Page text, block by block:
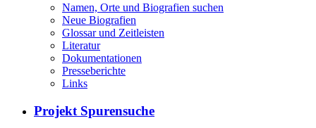
Namen, Orte und Biografien suchen
Neue Biografien
Glossar und Zeitleisten
Literatur
Dokumentationen
Presseberichte
Links
Projekt Spurensuche